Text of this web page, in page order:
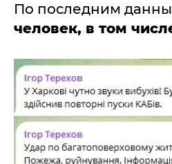
По последним
человек, в том